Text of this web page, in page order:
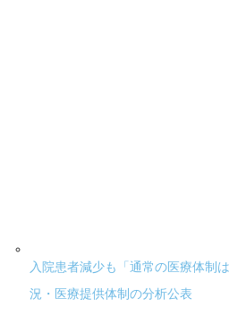
入院患者減少も「通常の医療体制
況・医療提供体制の分析公表